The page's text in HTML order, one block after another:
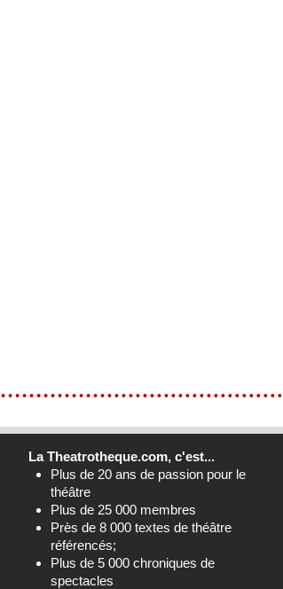
La Theatrotheque.com, c'est...
Plus de 20 ans de passion pour le
théâtre
Plus de 25 000 membres
Près de 8 000 textes de théâtre
référencés;
Plus de 5 000 chroniques de
spectacles